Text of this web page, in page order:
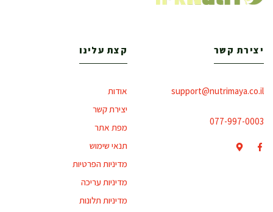
יצירת קשר
support@nutrimaya.co.il
077-997-0003
קצת עלינו
אודות
יצירת קשר
מפת אתר
תנאי שימוש
מדיניות הפרטיות
מדיניות עריכה
מדיניות תלונות